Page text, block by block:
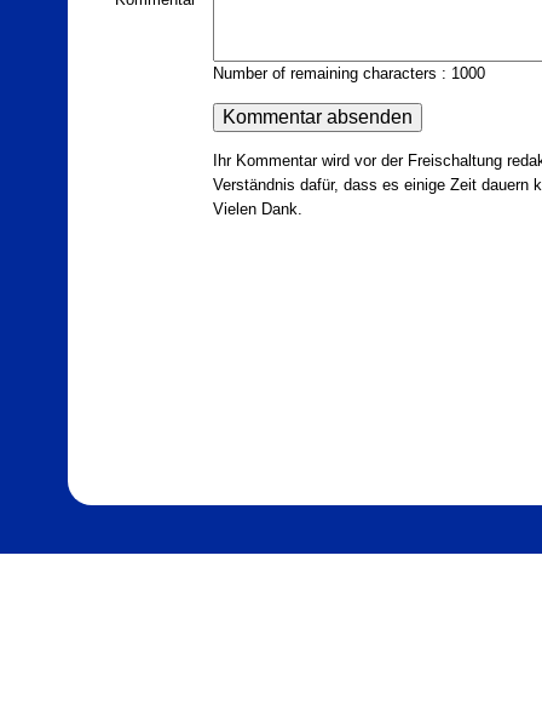
Number of remaining characters : 1000
Ihr Kommentar wird vor der Freischaltung
Verständnis dafür, dass es einige Zeit
Vielen Dank.